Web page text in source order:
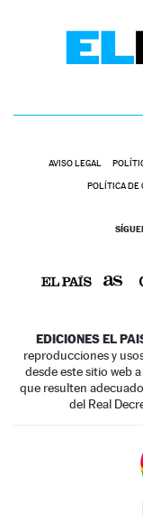
AVISO LEGAL
POLÍTICA DE
EDICIONES EL
reproducciones y
desde este sitio web
que resulten
del Real